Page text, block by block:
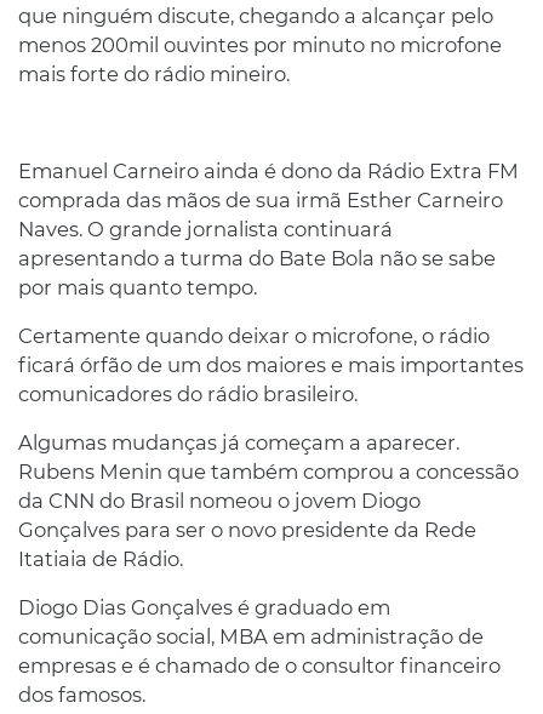
que ninguém discute, chegando a alcançar pelo
menos 200mil ouvintes por minuto no microfone
mais forte do rádio mineiro.
Emanuel Carneiro ainda é dono da Rádio Extra FM
comprada das mãos de sua irmã Esther Carneiro
Naves. O grande jornalista continuará
apresentando a turma do Bate Bola não se sabe
por mais quanto tempo.
Certamente quando deixar o microfone, o rádio
ficará órfão de um dos maiores e mais importantes
comunicadores do rádio brasileiro.
Algumas mudanças já começam a aparecer.
Rubens Menin que também comprou a concessão
da CNN do Brasil nomeou o jovem Diogo
Gonçalves para ser o novo presidente da Rede
Itatiaia de Rádio.
Diogo Dias Gonçalves é graduado em
comunicação social, MBA em administração de
empresas e é chamado de o consultor financeiro
dos famosos.